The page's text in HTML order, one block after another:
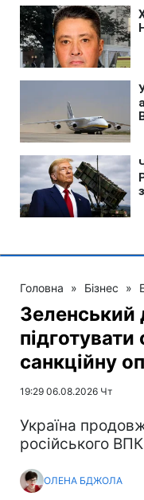
Головна » Бізнес »
Зеленський
підготувати
санкційну
19:29 06.08.2026 Чт
Україна
російського ВПК
ОЛЕНА БДЖОЛА